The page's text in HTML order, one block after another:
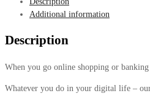
Additional information
Description
When you go online shopping or
Whatever you do in your digital life –